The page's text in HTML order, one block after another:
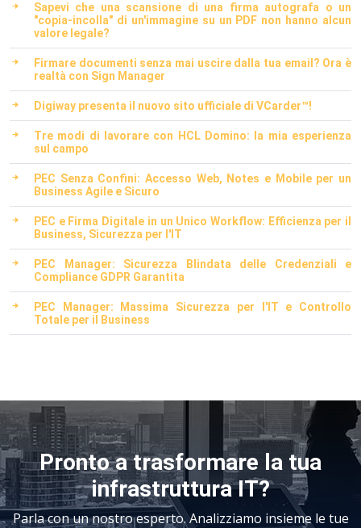
Sapevi che una scansione di una firma autografa o un
"copia-incolla" di un'immagine su un PDF non hanno alcun
valore legale?
Firmare documenti senza mai uscire dalla tua email? Ora è
realtà con Sign Manager
Digiway presenta il nuovo sito ufficiale di VCarder™!
Tre modi di lavorare con HCL Domino: la mia esperienza
sul campo
PEC Senza Confini: Accesso Web, Notes e Mobile per un
Business Agile e Sicuro
PEC e Firma Digitale in un Unico Workflow: Efficienza per il
Business, Sicurezza per l'IT
PEC Manager: Sicurezza Blindata delle Credenziali e
Compliance GDPR Garantita
PEC Manager: Massima Sicurezza per l'IT e Controllo
Totale per il Business
Pronto a trasformare la tua
infrastruttura IT?
Parla con un nostro esperto. Analizziamo insieme le tue